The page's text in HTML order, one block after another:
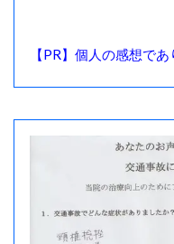
【PR】個人の感想で